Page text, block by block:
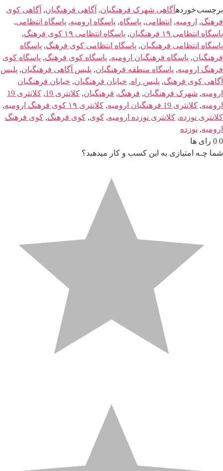
برچسب خوردهآگاهی شهرک فرهنگیان, آگاهی فرهنگیان, آگاهی کوی
فرهنگ, ارومیه, انتظامی, پاسگاه, پاسگاه ارومیه, پاسگاه انتظامی,
پاسگاه انتظامی ۱۹ فرهنگیان
, پاسگاه انتظامی ۱۹ کوی فرهنگ
,
پاسگاه انتظامی فرهنگیان, پاسگاه انتظامی کوی فرهنگ, پاسگاه
فرهنگیان, پاسگاه فرهنگیان ارومیه, پاسگاه کوی فرهنگ, پاسگاه کوی
فرهنگ ارومیه, پاسگاه منطقه فرهنگیان, پلیس آگاهی فرهنگیان, پلیس
آگاهی کوی فرهنگ, پلیس راه, خیابان فرهنگیان, خیابان فرهنگیان
ارومیه, شهرک فرهنگیان, فرهنگ, فرهنگیان, کلانتری 19 ,
کلانتری 19
ارومیه, کلانتری 19 فرهنگیان ارومیه , کلانتری ۱۹ کوی فرهنگ ارومیه
,
کلانتری نوزده, کلانتری نوزده ارومیه, کوی, کوی فرهنگ, کوی فرهنگ
ارومیه, نوزده
0
0 رای ها
شما چـه امتیازی به این کسب و کار میدهید؟